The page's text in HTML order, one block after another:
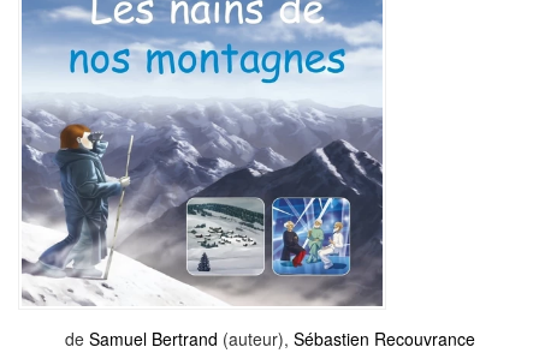
de Samuel Bertrand (auteur), Sébastien Recouvrance